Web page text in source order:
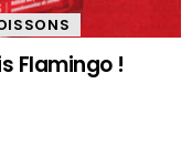
Flamingo !